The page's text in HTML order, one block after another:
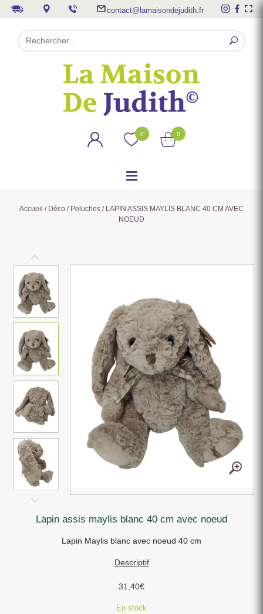
contact@lamaisondejudith.fr
0 0
Accueil / Déco / Peluches / LAPIN ASSIS MAYLIS BLANC 40 CM AVEC
NOEUD
lapin assis maylis blanc 40 cm avec noeud
Lapin Maylis blanc avec noeud 40 cm
Descriptif
31,40€
En stock